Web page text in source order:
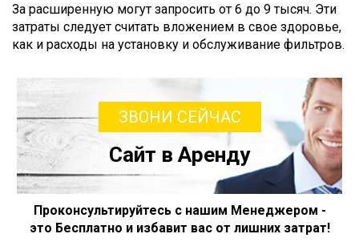
За расширенную могут запросить от 6 до 9 тысяч. Эти
затраты следует считать вложением в свое здоровье,
как и расходы на установку и обслуживание фильтров.
ЗВОНИ СЕЙЧАС
Сайт в Аренду
Проконсультируйтесь с нашим Менеджером -
это Бесплатно и избавит вас от лишних затрат!